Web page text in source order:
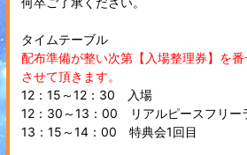
タイムテーブル
配布準備が整い次第【入場整理券】を
させて頂きます。
12：15～12：30 入場
12：30～13：00 リアルピースフリー
13：15～14：00 特典会1回目